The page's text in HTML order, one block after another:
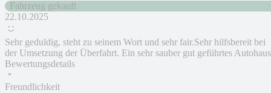
Fahrzeug gekauft
22.10.2025
Sehr geduldig, steht zu seinem Wort und sehr fair.Sehr hilfsbereit bei
der Umsetzung der Überfahrt. Ein sehr sauber gut geführtes
Bewertungsdetails
Freundlichkeit